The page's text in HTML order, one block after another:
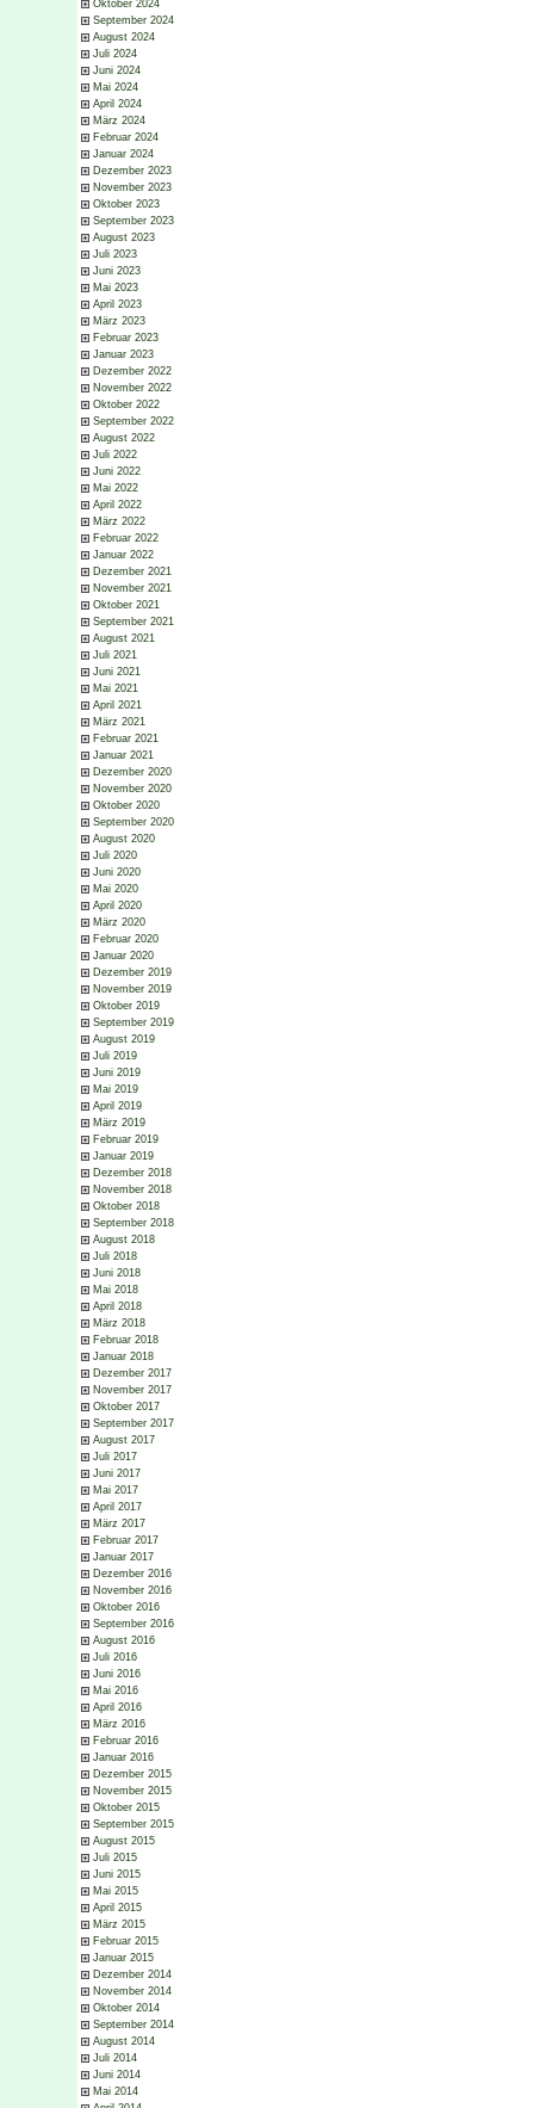
Oktober 2024
September 2024
August 2024
Juli 2024
Juni 2024
Mai 2024
April 2024
März 2024
Februar 2024
Januar 2024
Dezember 2023
November 2023
Oktober 2023
September 2023
August 2023
Juli 2023
Juni 2023
Mai 2023
April 2023
März 2023
Februar 2023
Januar 2023
Dezember 2022
November 2022
Oktober 2022
September 2022
August 2022
Juli 2022
Juni 2022
Mai 2022
April 2022
März 2022
Februar 2022
Januar 2022
Dezember 2021
November 2021
Oktober 2021
September 2021
August 2021
Juli 2021
Juni 2021
Mai 2021
April 2021
März 2021
Februar 2021
Januar 2021
Dezember 2020
November 2020
Oktober 2020
September 2020
August 2020
Juli 2020
Juni 2020
Mai 2020
April 2020
März 2020
Februar 2020
Januar 2020
Dezember 2019
November 2019
Oktober 2019
September 2019
August 2019
Juli 2019
Juni 2019
Mai 2019
April 2019
März 2019
Februar 2019
Januar 2019
Dezember 2018
November 2018
Oktober 2018
September 2018
August 2018
Juli 2018
Juni 2018
Mai 2018
April 2018
März 2018
Februar 2018
Januar 2018
Dezember 2017
November 2017
Oktober 2017
September 2017
August 2017
Juli 2017
Juni 2017
Mai 2017
April 2017
März 2017
Februar 2017
Januar 2017
Dezember 2016
November 2016
Oktober 2016
September 2016
August 2016
Juli 2016
Juni 2016
Mai 2016
April 2016
März 2016
Februar 2016
Januar 2016
Dezember 2015
November 2015
Oktober 2015
September 2015
August 2015
Juli 2015
Juni 2015
Mai 2015
April 2015
März 2015
Februar 2015
Januar 2015
Dezember 2014
November 2014
Oktober 2014
September 2014
August 2014
Juli 2014
Juni 2014
Mai 2014